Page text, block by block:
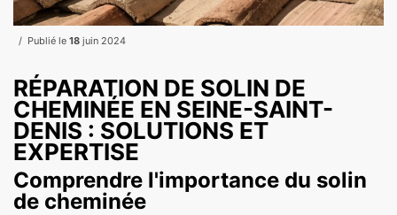
Publié le 18 juin 2024
RÉPARATION DE SOLIN DE
CHEMINÉE EN SEINE-SAINT-
DENIS : SOLUTIONS ET
EXPERTISE
Comprendre l'importance du solin
de cheminée